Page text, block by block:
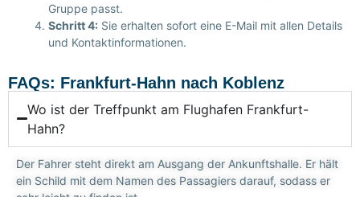
Gruppe passt.
Schritt 4: Sie erhalten sofort eine E-Mail mit allen Details
und Kontaktinformationen.
FAQs: Frankfurt-Hahn nach Koblenz
Wo ist der Treffpunkt am Flughafen Frankfurt-
Hahn?
Der Fahrer steht direkt am Ausgang der Ankunftshalle. Er hält
ein Schild mit dem Namen des Passagiers darauf, sodass er